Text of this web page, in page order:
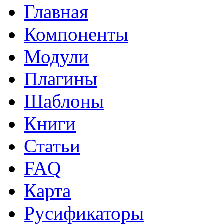
Главная
Компоненты
Модули
Плагины
Шаблоны
Книги
Статьи
FAQ
Карта
Русификаторы